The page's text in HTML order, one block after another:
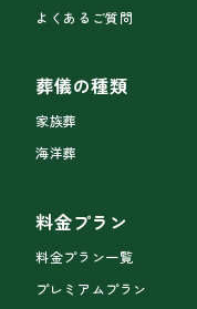
よくあるご質問
葬儀の種類
家族葬
海洋葬
料金プラン
料金プラン一覧
プレミアムプラン